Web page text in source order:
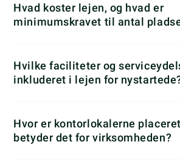
Hvad koster lejen, og hvad er
minimumskravet til antal
Hvilke faciliteter og
inkluderet i lejen for
Hvor er kontorlokalerne
betyder det for virksomheden?